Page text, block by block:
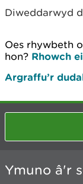
Diweddarwyd
Oes rhywbeth
hon? Rhowch
Argraffu’r
Ymuno â'r